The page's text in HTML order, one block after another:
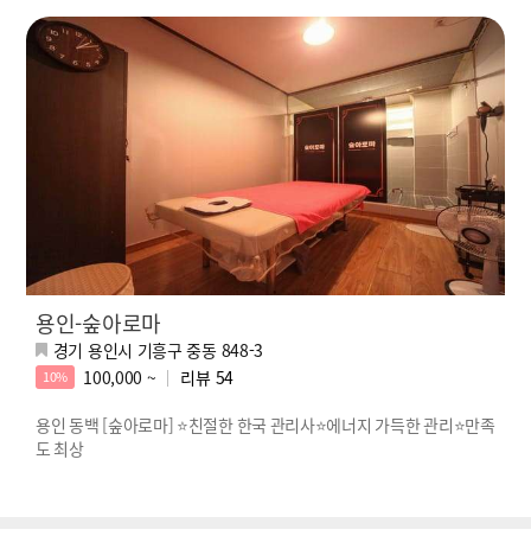
용인-숲아로마
경기 용인시 기흥구 중동 848-3
10% 100,000 ~ 리뷰 54
용인 동백 [숲아로마] ⭐친절한 한국 관리사⭐에너지 가득한 관리⭐만족
도 최상